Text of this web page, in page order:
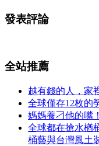
發表評論
全站推薦
越有錢的人，家
全球僅存12枚的
媽媽養刁他的嘴
全球都在搶水楢
桶藝與台灣風土